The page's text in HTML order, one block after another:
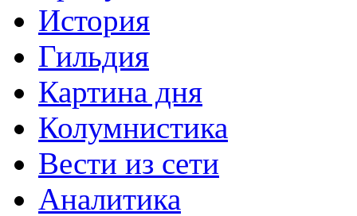
История
Гильдия
Картина дня
Колумнистика
Вести из сети
Аналитика